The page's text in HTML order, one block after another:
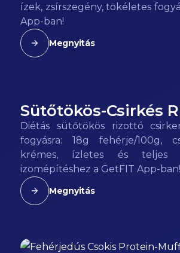
ízek, zsírszegény, tökéletes
App-ban!
Megnyitás
115kcal
Sütőtökös-Csirkés
Diétás sütőtökös rizottó
fogyásra: 18g fehérje/100g,
krémes, ízletes és teljes
izomépítéshez a GetFIT App-ban!
Megnyitás